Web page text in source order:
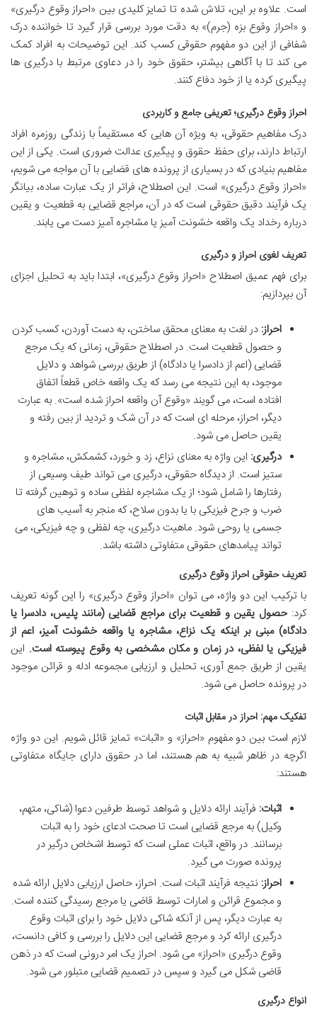
است. علاوه بر این، تلاش شده تا تمایز کلیدی بین «احراز وقوع درگیری»
و «احراز وقوع بزه (جرم)» به دقت مورد بررسی قرار گیرد تا خواننده درک
شفافی از این دو مفهوم حقوقی کسب کند. این توضیحات به افراد کمک
می کند تا با آگاهی بیشتر، حقوق خود را در دعاوی مرتبط با درگیری ها
پیگیری کرده یا از خود دفاع کنند.
احراز وقوع درگیری؛ تعریفی جامع و کاربردی
درک مفاهیم حقوقی، به ویژه آن هایی که مستقیماً با زندگی روزمره افراد
ارتباط دارند، برای حفظ حقوق و پیگیری عدالت ضروری است. یکی از این
مفاهیم بنیادی که در بسیاری از پرونده های قضایی با آن مواجه می شویم،
«احراز وقوع درگیری» است. این اصطلاح، فراتر از یک عبارت ساده، بیانگر
یک فرآیند دقیق حقوقی است که در آن، مراجع قضایی به قطعیت و یقین
درباره رخداد یک واقعه خشونت آمیز یا مشاجره آمیز دست می یابند.
تعریف لغوی احراز و درگیری
برای فهم عمیق اصطلاح «احراز وقوع درگیری»، ابتدا باید به تحلیل اجزای
آن بپردازیم:
احراز: در لغت به معنای محقق ساختن، به دست آوردن، کسب کردن
و حصول قطعیت است. در اصطلاح حقوقی، زمانی که یک مرجع
قضایی (اعم از دادسرا یا دادگاه) از طریق بررسی شواهد و دلایل
موجود، به این نتیجه می رسد که یک واقعه خاص قطعاً اتفاق
افتاده است، می گویند «وقوع آن واقعه احراز شده است». به عبارت
دیگر، احراز، مرحله ای است که در آن شک و تردید از بین رفته و
یقین حاصل می شود.
درگیری: این واژه به معنای نزاع، زد و خورد، کشمکش، مشاجره و
ستیز است. از دیدگاه حقوقی، درگیری می تواند طیف وسیعی از
رفتارها را شامل شود؛ از یک مشاجره لفظی ساده و توهین گرفته تا
ضرب و جرح فیزیکی با یا بدون سلاح، که منجر به آسیب های
جسمی یا روحی شود. ماهیت درگیری، چه لفظی و چه فیزیکی، می
تواند پیامدهای حقوقی متفاوتی داشته باشد.
تعریف حقوقی احراز وقوع درگیری
با ترکیب این دو واژه، می توان «احراز وقوع درگیری» را این گونه تعریف
کرد:حصول یقین و قطعیت برای مراجع قضایی (مانند پلیس، دادسرا یا
دادگاه) مبنی بر اینکه یک نزاع، مشاجره یا واقعه خشونت آمیز، اعم از
فیزیکی یا لفظی، در زمان و مکان مشخصی به وقوع پیوسته است. این
یقین از طریق جمع آوری، تحلیل و ارزیابی مجموعه ادله و قرائن موجود
در پرونده حاصل می شود.
تفکیک مهم: احراز در مقابل اثبات
لازم است بین دو مفهوم «احراز» و «اثبات» تمایز قائل شویم. این دو واژه
اگرچه در ظاهر شبیه به هم هستند، اما در حقوق دارای جایگاه متفاوتی
هستند:
اثبات: فرآیند ارائه دلایل و شواهد توسط طرفین دعوا (شاکی، متهم،
وکیل) به مرجع قضایی است تا صحت ادعای خود را به اثبات
برسانند. در واقع، اثبات عملی است که توسط اشخاص درگیر در
پرونده صورت می گیرد.
احراز: نتیجه فرآیند اثبات است. احراز، حاصل ارزیابی دلایل ارائه شده
و مجموع قرائن و امارات توسط قاضی یا مرجع رسیدگی کننده است.
به عبارت دیگر، پس از آنکه شاکی دلایل خود را برای اثبات وقوع
درگیری ارائه کرد و مرجع قضایی این دلایل را بررسی و کافی دانست،
وقوع درگیری «احراز» می شود. احراز یک امر درونی است که در ذهن
قاضی شکل می گیرد و سپس در تصمیم قضایی متبلور می شود.
انواع درگیری